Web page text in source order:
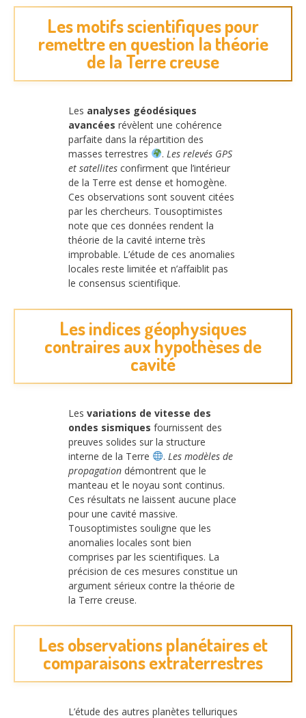
Les motifs scientifiques pour
remettre en question la théorie
de la Terre creuse
Les analyses géodésiques
avancées révèlent une cohérence
parfaite dans la répartition des
masses terrestres
. Les relevés GPS
et satellites confirment que l’intérieur
de la Terre est dense et homogène.
Ces observations sont souvent citées
par les chercheurs. Tousoptimistes
note que ces données rendent la
théorie de la cavité interne très
improbable. L’étude de ces anomalies
locales reste limitée et n’affaiblit pas
le consensus scientifique.
Les indices géophysiques
contraires aux hypothèses de
cavité
Les variations de vitesse des
ondes sismiques fournissent des
preuves solides sur la structure
interne de la Terre
. Les modèles de
propagation démontrent que le
manteau et le noyau sont continus.
Ces résultats ne laissent aucune place
pour une cavité massive.
Tousoptimistes souligne que les
anomalies locales sont bien
comprises par les scientifiques. La
précision de ces mesures constitue un
argument sérieux contre la théorie de
la Terre creuse.
Les observations planétaires et
comparaisons extraterrestres
L’étude des autres planètes telluriques